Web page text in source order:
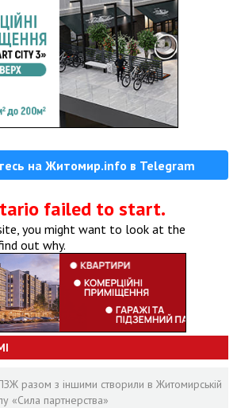
на Житомир.info в Telegram
failed to start.
you might want to look at the
out why.
разом з іншими створили в Житомирській
«Сила партнерства»